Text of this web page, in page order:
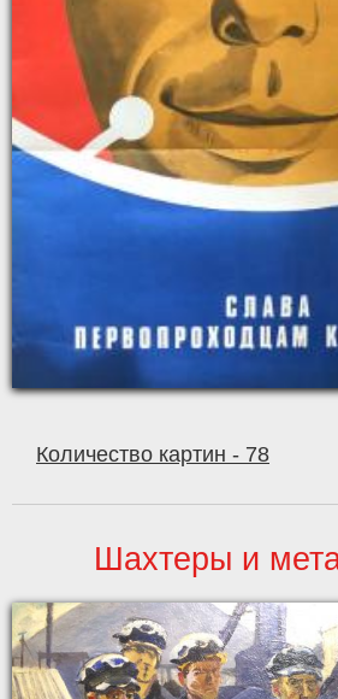
Количество картин - 78
Шахтеры и